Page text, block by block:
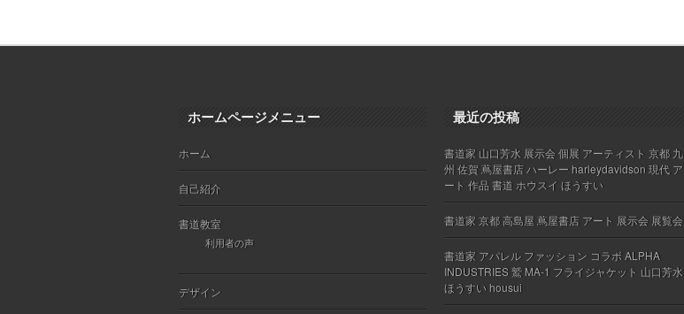
ホームページメニュー
ホーム
自己紹介
書道教室
利用者の声
デザイン
最近の投稿
書道家 山口芳水 展示会 個展 アーティスト 京都 九
州 佐賀 蔦屋書店 ハーレー harleydavidson 現代 ア
ート 作品 書道 ホウスイ ほうすい
書道家 京都 高島屋 蔦屋書店 アート 展示会 展覧会
書道家 アパレル ファッション コラボ ALPHA
INDUSTRIES 鷲 MA-1 フライジャケット 山口芳水
ほうすい housui